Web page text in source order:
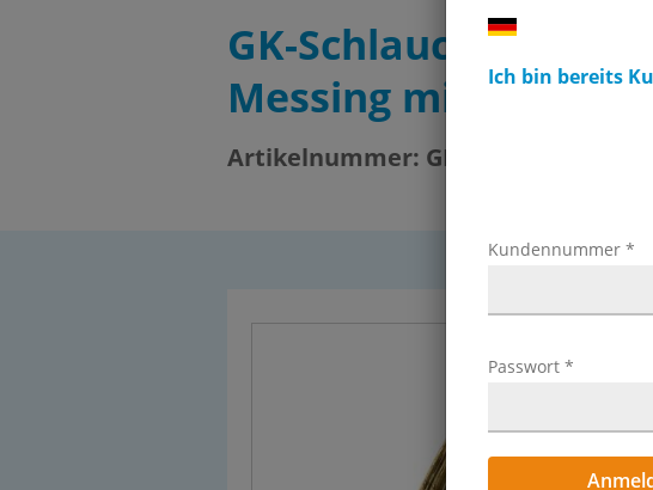
Ich bin bereits
Kundennummer *
Passwort *
GK-
Messing mit KTW-
Artikelnummer: GKA 112 KTW